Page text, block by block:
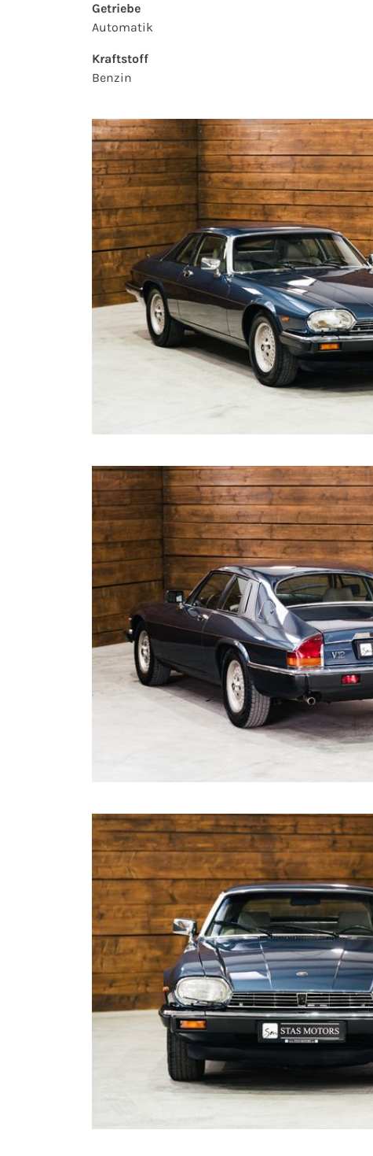
Getriebe
Automatik
Kraftstoff
Benzin